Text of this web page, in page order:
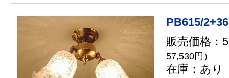
PB615/
販売価格：
57,530円）
在庫：あり